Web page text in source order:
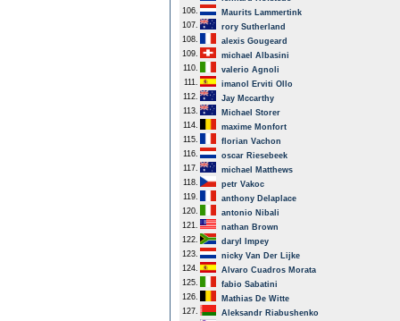
106.
Maurits Lammertink
107.
rory Sutherland
108.
alexis Gougeard
109.
michael Albasini
110.
valerio Agnoli
111.
imanol Erviti Ollo
112.
Jay Mccarthy
113.
Michael Storer
114.
maxime Monfort
115.
florian Vachon
116.
oscar Riesebeek
117.
michael Matthews
118.
petr Vakoc
119.
anthony Delaplace
120.
antonio Nibali
121.
nathan Brown
122.
daryl Impey
123.
nicky Van Der Lijke
124.
Alvaro Cuadros Morata
125.
fabio Sabatini
126.
Mathias De Witte
127.
Aleksandr Riabushenko